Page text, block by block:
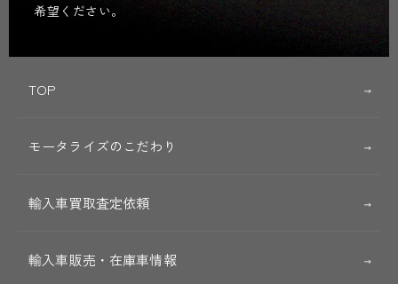
希望ください。
TOP
モータライズのこだわり
輸入車買取査定依頼
輸入車販売・在庫車情報